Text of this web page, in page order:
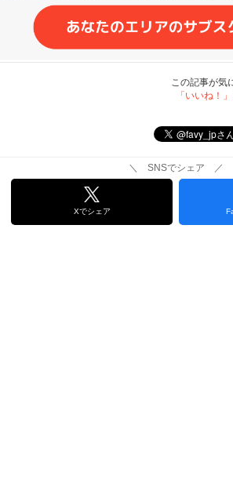
この記事が気
「いいね！」
＼ SNSでシェア ／
Xでシェア